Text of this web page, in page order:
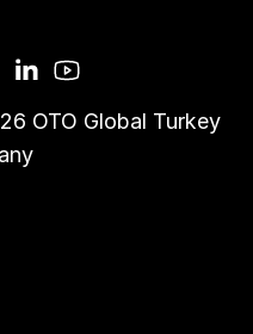
OTO Global Turkey